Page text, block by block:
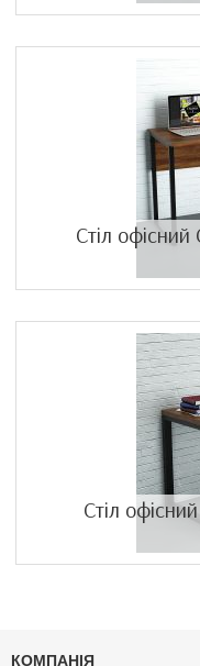
Стіл
Стіл
КОМПАНІЯ